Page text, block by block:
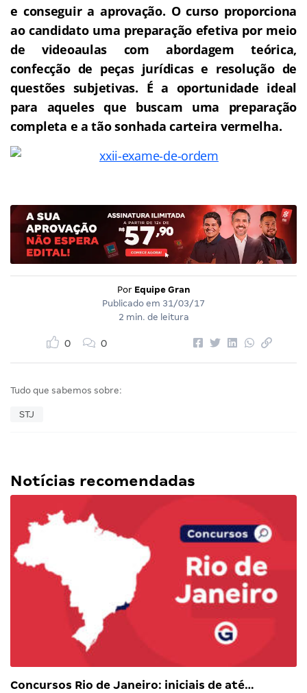
e conseguir a aprovação. O curso proporciona
ao candidato uma preparação efetiva por meio
de videoaulas com abordagem teórica,
confecção de peças jurídicas e resolução de
questões subjetivas. É a oportunidade ideal
para aqueles que buscam uma preparação
completa e a tão sonhada carteira vermelha.
Por Equipe Gran
Publicado em 31/03/17
2 min. de leitura
0 0
Tudo que sabemos sobre:
STJ
Notícias recomendadas
Concursos Rio de Janeiro: iniciais de até…